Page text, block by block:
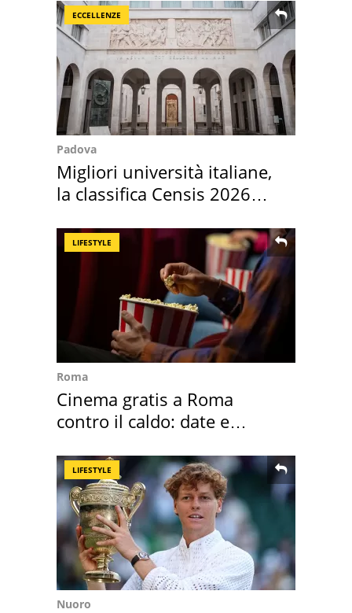
ECCELLENZE
Padova
Migliori università italiane,
la classifica Censis 2026
LIFESTYLE
Roma
Cinema gratis a Roma
contro il caldo: date e
LIFESTYLE
Nuoro